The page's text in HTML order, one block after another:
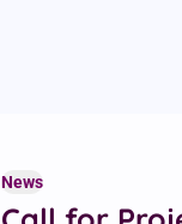
News